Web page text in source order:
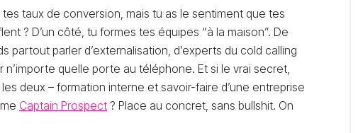
taux de conversion, mais tu as le sentiment que tes
? D’un côté, tu formes tes équipes “à la maison”. De
partout parler d’externalisation, d’experts du cold calling
n’importe quelle porte au téléphone. Et si le vrai secret,
les deux – formation interne et savoir-faire d’une entreprise
Captain Prospect ? Place au concret, sans bullshit. On